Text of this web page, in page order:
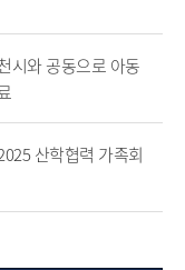
시와 공동으로 아동
산학협력 가족회